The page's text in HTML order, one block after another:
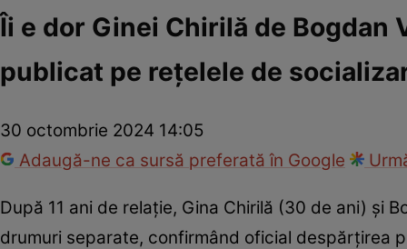
Îi e dor Ginei Chirilă de Bogdan
publicat pe rețelele de
30 octombrie 2024 14:05
Adaugă-ne ca sursă preferată în Google
După 11 ani de relație, Gina Chirilă (30 de ani) și
drumuri separate, confirmând oficial despărțirea